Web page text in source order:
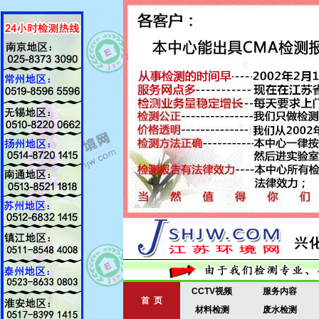
首 页
CCTV视频
服务内容
材料检测
废水检测